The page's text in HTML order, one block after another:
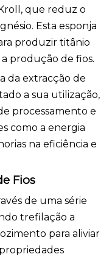
que reduz o
Esta esponja
produzir titânio
produção de fios.
da extracção de
a sua utilização,
processamento e
como a energia
na eficiência e
Fios
de uma série
trefilação a
para aliviar